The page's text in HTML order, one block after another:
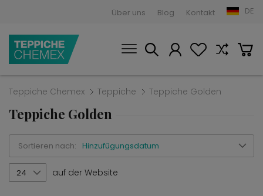
Über uns Blog Kontakt DE
Teppiche Chemex Teppiche Teppiche Golden
Teppiche Golden
Sortieren nach: Hinzufügungsdatum
24 auf der Website